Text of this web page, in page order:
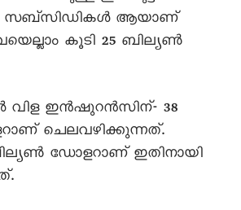
സബ്‌സിഡികൾ ആയാണ്
കൂടി 25 ബില്യൺ
വിള ഇൻഷുറൻസിന്- 38
ചെലവഴിക്കുന്നത്.
ഡോളറാണ് ഇതിനായി